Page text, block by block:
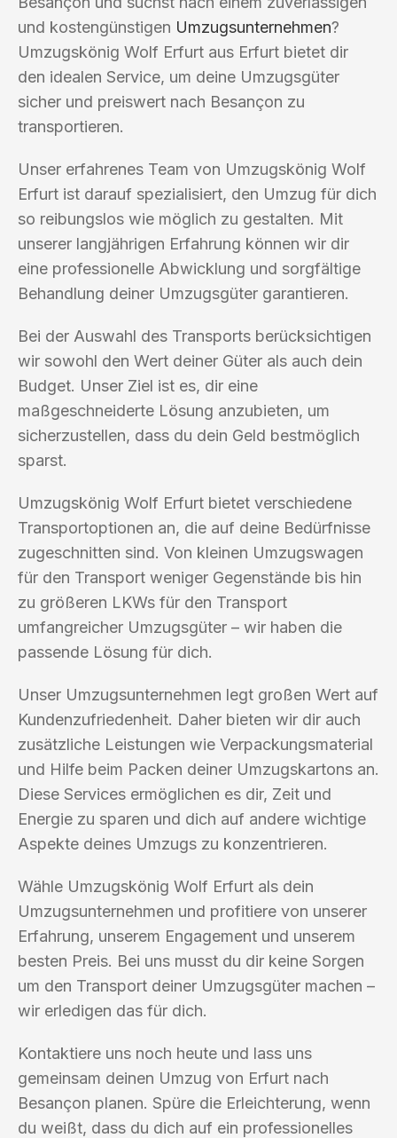
und kostengünstigen Umzugsunternehmen?
Umzugskönig Wolf Erfurt aus Erfurt bietet dir
den idealen Service, um deine Umzugsgüter
sicher und preiswert nach Besançon zu
transportieren.
Unser erfahrenes Team von Umzugskönig Wolf
Erfurt ist darauf spezialisiert, den Umzug für dich
so reibungslos wie möglich zu gestalten. Mit
unserer langjährigen Erfahrung können wir dir
eine professionelle Abwicklung und sorgfältige
Behandlung deiner Umzugsgüter garantieren.
Bei der Auswahl des Transports berücksichtigen
wir sowohl den Wert deiner Güter als auch dein
Budget. Unser Ziel ist es, dir eine
maßgeschneiderte Lösung anzubieten, um
sicherzustellen, dass du dein Geld bestmöglich
sparst.
Umzugskönig Wolf Erfurt bietet verschiedene
Transportoptionen an, die auf deine Bedürfnisse
zugeschnitten sind. Von kleinen Umzugswagen
für den Transport weniger Gegenstände bis hin
zu größeren LKWs für den Transport
umfangreicher Umzugsgüter – wir haben die
passende Lösung für dich.
Unser Umzugsunternehmen legt großen Wert auf
Kundenzufriedenheit. Daher bieten wir dir auch
zusätzliche Leistungen wie Verpackungsmaterial
und Hilfe beim Packen deiner Umzugskartons an.
Diese Services ermöglichen es dir, Zeit und
Energie zu sparen und dich auf andere wichtige
Aspekte deines Umzugs zu konzentrieren.
Wähle Umzugskönig Wolf Erfurt als dein
Umzugsunternehmen und profitiere von unserer
Erfahrung, unserem Engagement und unserem
besten Preis. Bei uns musst du dir keine Sorgen
um den Transport deiner Umzugsgüter machen –
wir erledigen das für dich.
Kontaktiere uns noch heute und lass uns
gemeinsam deinen Umzug von Erfurt nach
Besançon planen. Spüre die Erleichterung, wenn
du weißt, dass du dich auf ein professionelles